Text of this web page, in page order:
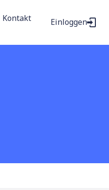
Kontakt Einloggen